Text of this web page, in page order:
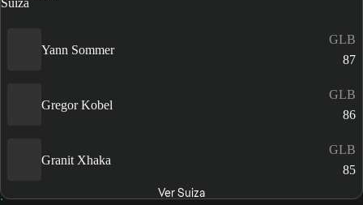
Yann Sommer
GLB
87
Gregor Kobel
GLB
86
Granit Xhaka
GLB
85
Ver Suiza